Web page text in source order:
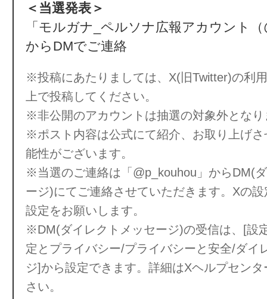
＜当選発表＞
「モルガナ_ペルソナ広報アカウント
からDMでご連絡
※投稿にあたりましては、X(旧Twitter)の利
上で投稿してください。
※非公開のアカウントは抽選の対象外となり
※ポスト内容は公式にて紹介、お取り上げ
能性がございます。
※当選のご連絡は「@p_kouhou」からDM(
ージ)にてご連絡させていただきます。Xの
設定をお願いします。
※DM(ダイレクトメッセージ)の受信は、[設
定とプライバシー/プライバシーと安全/ダイ
ジ]から設定できます。詳細はXヘルプセン
さい。